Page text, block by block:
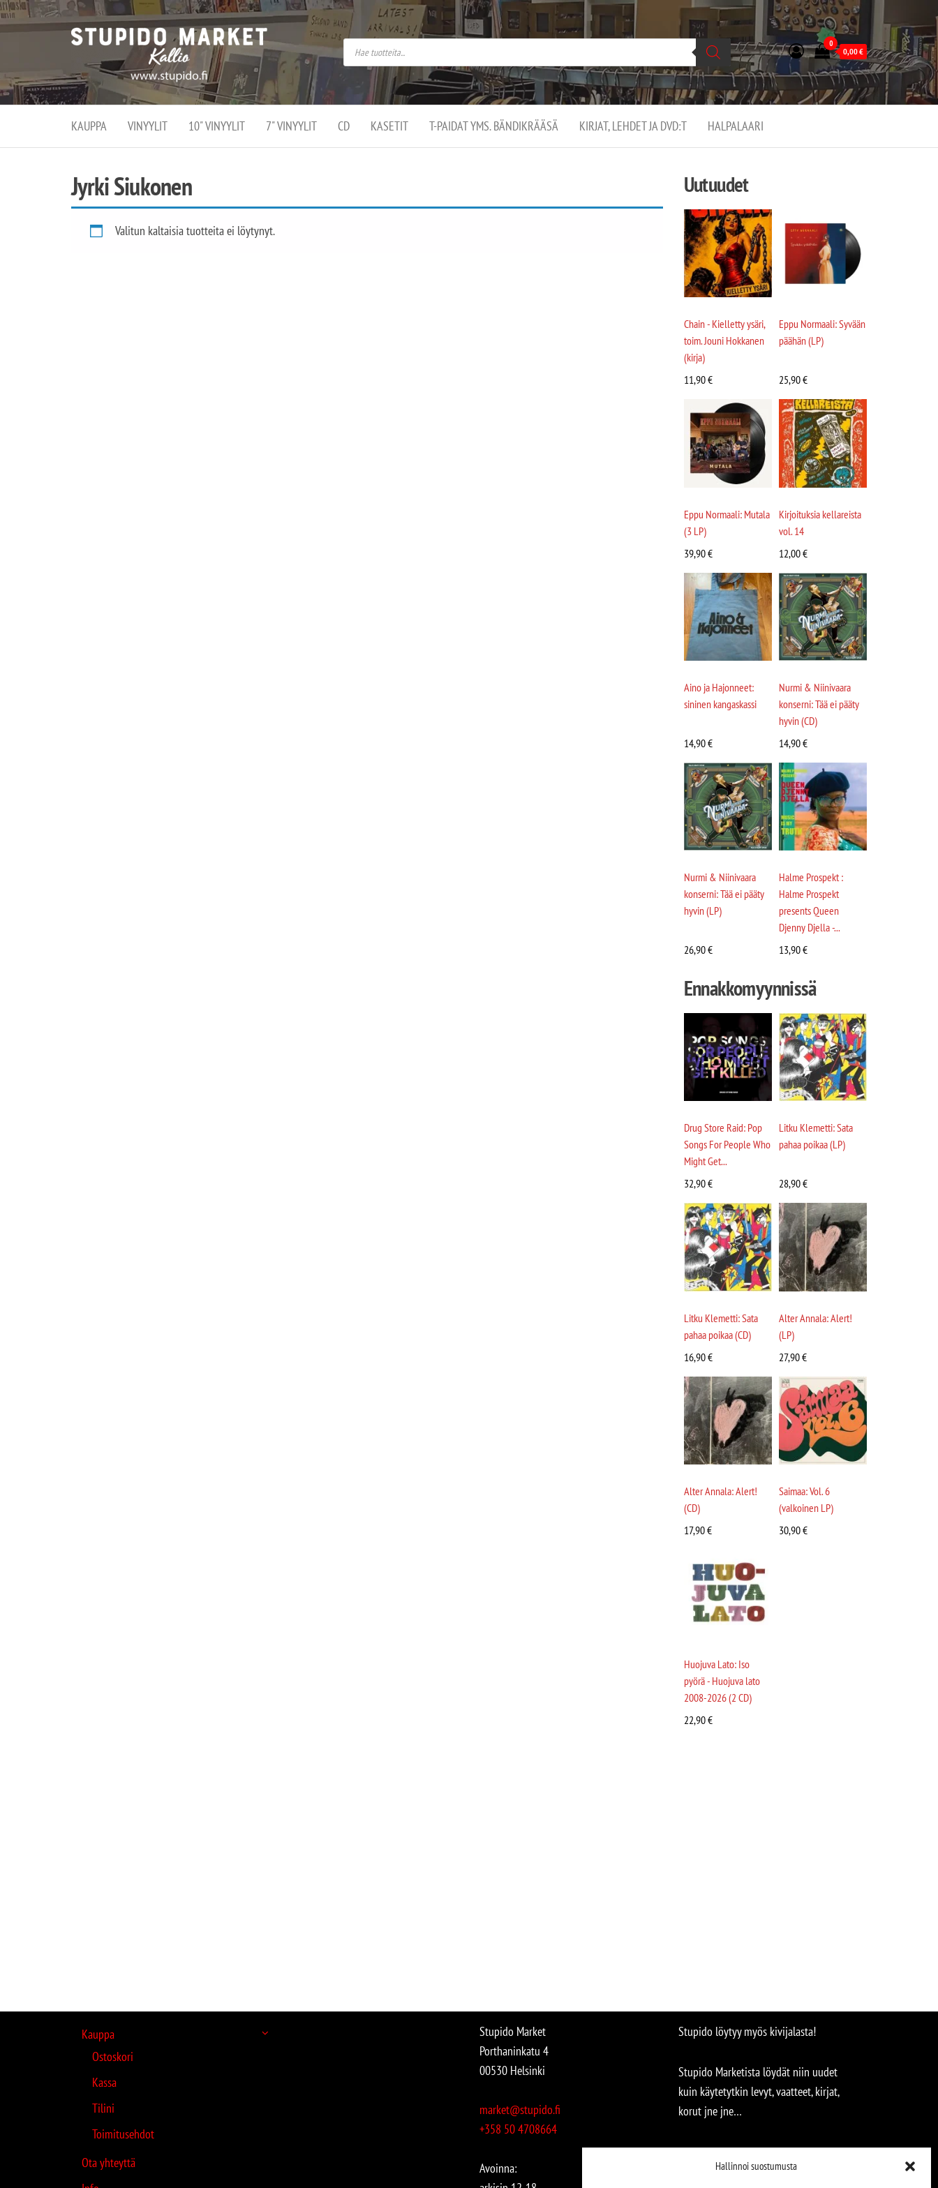
Hallinnoi suostumusta
Stupido
Market –
verkossa
ja
kivijalassa
Stupido Market on
vaihtoehtomusaan
erikoistunut
verkko- sekä
kivijalkakauppa
Helsingissä
Kallion
0
0,00€
KAUPPA VINYYLIT 10" VINYYLIT 7" VINYYLIT CD KASETIT T-PAIDAT YMS. BÄNDIKRÄÄSÄ KIRJAT, LEHDET JA DVD:T HALPALAARI
Jyrki Siukonen
Valitun kaltaisia tuotteita ei löytynyt.
Uutuudet
Chain - Kielletty ysäri,
toim. Jouni Hokkanen
(kirja)
11,90€
Eppu Normaali: Syvään
päähän (LP)
25,90€
Eppu Normaali: Mutala
(3 LP)
39,90€
Kirjoituksia kellareista
vol. 14
12,00€
Aino ja Hajonneet:
sininen kangaskassi
14,90€
Nurmi & Niinivaara
konserni: Tää ei pääty
hyvin (CD)
14,90€
Nurmi & Niinivaara
konserni: Tää ei pääty
hyvin (LP)
26,90€
Halme Prospekt :
Halme Prospekt
presents Queen
Djenny Djella -...
13,90€
Ennakkomyynnissä
Drug Store Raid: Pop
Songs For People Who
Might Get...
32,90€
Litku Klemetti: Sata
pahaa poikaa (LP)
28,90€
Litku Klemetti: Sata
pahaa poikaa (CD)
16,90€
Alter Annala: Alert!
(LP)
27,90€
Alter Annala: Alert!
(CD)
17,90€
Saimaa: Vol. 6
(valkoinen LP)
30,90€
Huojuva Lato: Iso
pyörä - Huojuva lato
2008-2026 (2 CD)
22,90€
Kauppa
Ostoskori
Kassa
Tilini
Toimitusehdot
Ota yhteyttä
Stupido Market
Porthaninkatu 4
00530 Helsinki
market@stupido.fi
+358 50 4708664
Avoinna:
Stupido löytyy myös kivijalasta!
Stupido Marketista löydät niin uudet
kuin käytetytkin levyt, vaatteet, kirjat,
korut jne jne…